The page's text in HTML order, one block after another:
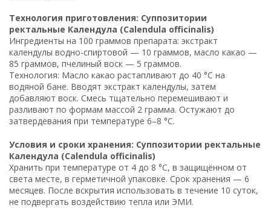
Технология приготовления: Суппозитории
ректальные Календула (Calendula officinalis)
Ингредиенты на 100 граммов препарата: экстракт
календулы водно-спиртовой — 10 граммов, масло какао —
85 граммов, пчелиный воск — 5 граммов.
Технология: Масло какао растапливают до 40 °C на
водяной бане. Вводят экстракт календулы, затем
добавляют воск. Смесь тщательно перемешивают и
разливают по формам массой 2 грамма. Остужают до
затвердевания при температуре 6–8 °C.
Условия и сроки хранения: Суппозитории ректальные
Календула (Calendula officinalis)
Хранить при температуре от 4 до 8 °C, в защищённом от
света месте, в герметичной упаковке. Срок хранения — 6
месяцев. После вскрытия использовать в течение 10 суток,
не подвергать воздействию тепла или ЭМИ.